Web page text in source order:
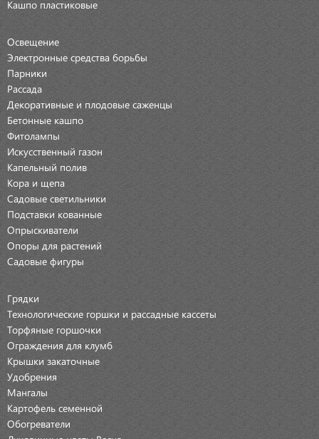
Кашпо пластиковые
Освещение
Электронные средства борьбы
Парники
Рассада
Декоративные и плодовые саженцы
Бетонные кашпо
Фитолампы
Искусственный газон
Капельный полив
Кора и щепа
Садовые светильники
Подставки кованные
Опрыскиватели
Опоры для растений
Садовые фигуры
Грядки
Технологические горшки и рассадные кассеты
Торфяные горшочки
Ограждения для клумб
Крышки закаточные
Удобрения
Мангалы
Картофель семенной
Обогреватели